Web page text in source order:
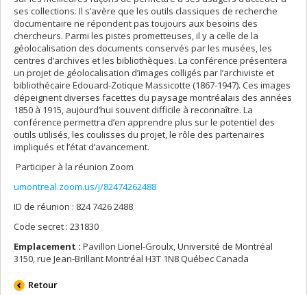
ses collections. Il s’avère que les outils classiques de recherche
documentaire ne répondent pas toujours aux besoins des
chercheurs. Parmi les pistes prometteuses, il y a celle de la
géolocalisation des documents conservés par les musées, les
centres d’archives et les bibliothèques. La conférence présentera
un projet de géolocalisation d’images colligés par l’archiviste et
bibliothécaire Edouard-Zotique Massicotte (1867-1947). Ces images
dépeignent diverses facettes du paysage montréalais des années
1850 à 1915, aujourd’hui souvent difficile à reconnaître. La
conférence permettra d’en apprendre plus sur le potentiel des
outils utilisés, les coulisses du projet, le rôle des partenaires
impliqués et l’état d’avancement.
Participer à la réunion Zoom
umontreal.zoom.us/j/82474262488
ID de réunion : 824 7426 2488
Code secret : 231830
Emplacement : Pavillon Lionel-Groulx, Université de Montréal
3150, rue Jean-Brillant Montréal H3T 1N8 Québec Canada
Retour